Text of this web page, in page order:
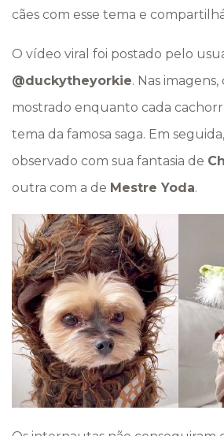
cães com esse tema e
O vídeo viral foi postado pelo
@duckytheyorkie. Nas imagens,
mostrado enquanto cada
tema da famosa saga. Em
observado com sua fantasia de
outra com a de Mestre Yoda.